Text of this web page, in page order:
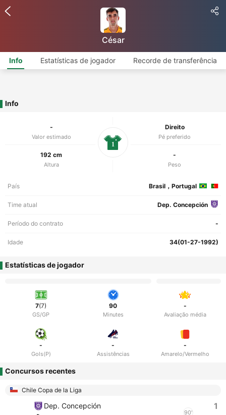
César
Info Estatísticas de jogador Recorde de transferência
Info
-
Valor estimado
Direito
Pé preferido
192 cm
Altura
-
Peso
1
País Brasil，Portugal
Time atual Dep. Concepción
Período do contrato -
Idade 34(01-27-1992)
Estatísticas de jogador
7(7)
GS/GP
90
Minutes
-
Avaliação média
-
Gols(P)
-
Assistências
-
Amarelo/Vermelho
Concursos recentes
Chile Copa de la Liga
Dep. Concepción
90'
1